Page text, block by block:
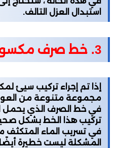
استبدال العزل التالف.
3. خط صرف مكسور
إذا تم إجراء تركيب سيئ
مجموعة متنوعة من
في خط الصرف الذي يحمل
تركيب هذا الخط بشكل
في تسريب الماء المتكثف
المشكلة ليست خطيرة أيضًا